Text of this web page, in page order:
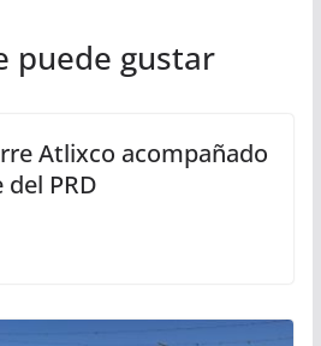
puede gustar
Atlixco acompañado
PRD